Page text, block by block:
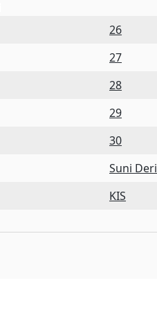
26
27
28
29
30
Suni Deri
KIS